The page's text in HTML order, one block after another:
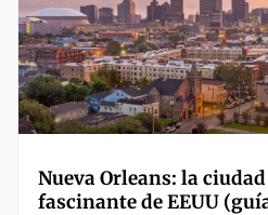
Nueva Orleans: la
fascinante de EEUU